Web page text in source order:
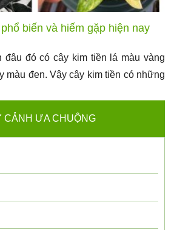
biến và hiếm gặp hiện nay
đâu đó có cây kim tiền lá màu vàng
màu đen. Vậy cây kim tiền có những
CẢNH ƯA CHUỘNG